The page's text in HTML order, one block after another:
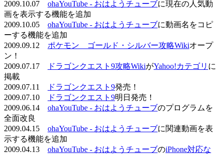
2009.10.07 ohaYouTube - おはようチューブに現在の人気動
画を表示する機能を追加
2009.10.05 ohaYouTube - おはようチューブに動画名をコピ
ーする機能を追加
2009.09.12 ポケモン ゴールド・シルバー攻略Wikiオープ
ン！
2009.07.17
ドラゴンクエスト9攻略WikiがYahoo!カテゴリ に
掲載
2009.07.11
ドラゴンクエスト9発売！
2009.07.10
ドラゴンクエスト9明日発売！
2009.06.14 ohaYouTube - おはようチューブのプログラムを
全面改良
2009.04.15 ohaYouTube - おはようチューブに関連動画を表
示する機能を追加
2009.04.13 ohaYouTube - おはようチューブのiPhone対応な